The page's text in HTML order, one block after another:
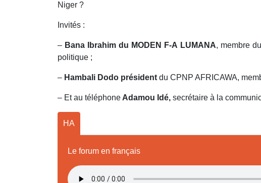
Niger ?
Invités :
– Bana Ibrahim du MODEN F-A LUMANA, membre
politique ;
– Hambali Dodo président du CPNP AFRICAWA,
– Et au téléphone Adamou Idé, secrétaire à la
HA
Le forum en français